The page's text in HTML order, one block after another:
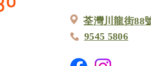
荃灣川龍街88
9545 5806